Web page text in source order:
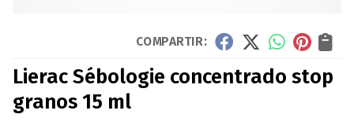
COMPARTIR:
Lierac Sébologie concentrado stop
granos 15 ml